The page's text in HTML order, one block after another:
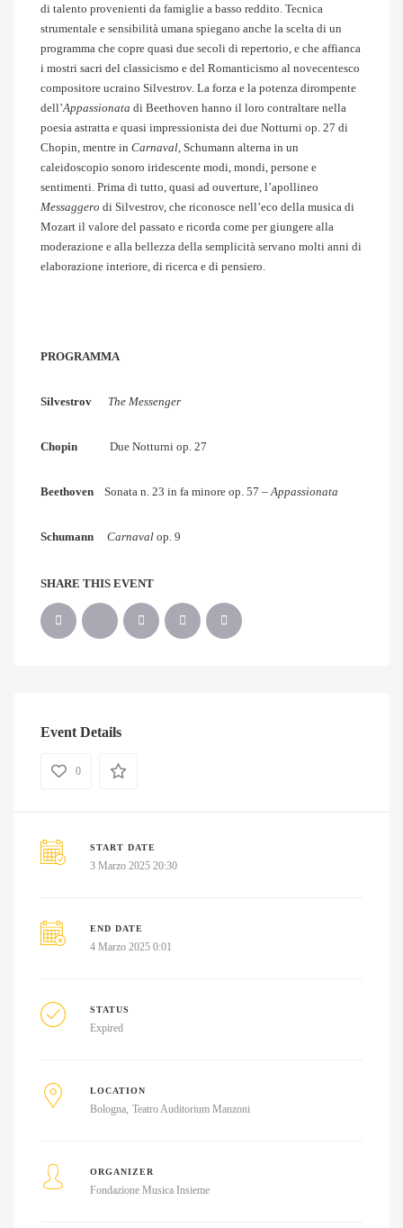
di talento provenienti da famiglie a basso reddito. Tecnica
strumentale e sensibilità umana spiegano anche la scelta di un
programma che copre quasi due secoli di repertorio, e che affianca
i mostri sacri del classicismo e del Romanticismo al novecentesco
compositore ucraino Silvestrov. La forza e la potenza dirompente
dell’Appassionata di Beethoven hanno il loro contraltare nella
poesia astratta e quasi impressionista dei due Notturni op. 27 di
Chopin, mentre in Carnaval , Schumann alterna in un
caleidoscopio sonoro iridescente modi, mondi, persone e
sentimenti. Prima di tutto, quasi ad ouverture, l’apollineo
Messaggero di Silvestrov, che riconosce nell’eco della musica di
Mozart il valore del passato e ricorda come per giungere alla
moderazione e alla bellezza della semplicità servano molti anni di
elaborazione interiore, di ricerca e di pensiero.
PROGRAMMA
Silvestrov The Messenger
Chopin Due Notturni op. 27
Beethoven Sonata n. 23 in fa minore op. 57 – Appassionata
Schumann Carnaval op. 9
SHARE THIS EVENT
Event Details
0
START DATE
3 Marzo 2025 20:30
END DATE
4 Marzo 2025 0:01
STATUS
Expired
LOCATION
Bologna Teatro Auditorium Manzoni
ORGANIZER
Fondazione Musica Insieme